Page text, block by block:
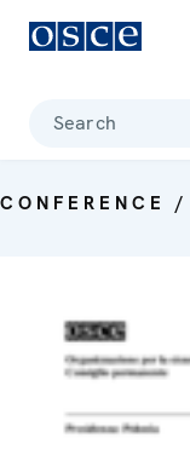
Search
CONFERENCE